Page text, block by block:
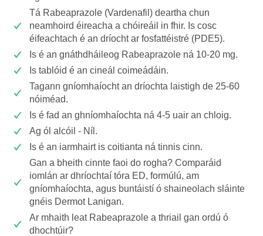
Tá Rabeaprazole (Vardenafil) deartha chun
neamhoird éireacha a chóireáil in fhir. Is cosc
éifeachtach é an dríocht ar fosfattéistré (PDE5).
Is é an gnáthdháileog Rabeaprazole ná 10-20 mg.
Is tablóid é an cineál coimeádáin.
Tagann gníomhaíocht an dríochta laistigh de 25-60
nóiméad.
Is é fad an ghníomhaíochta ná 4-5 uair an chloig.
Ag ól alcóil - Níl.
Is é an iarmhairt is coitianta ná tinnis cinn.
Gan a bheith cinnte faoi do rogha? Comparáid
iomlán ar dhríochtaí tóra ED, formúlú, am
gníomhaíochta, agus buntáistí ó shaineolach sláinte
gnéis Dermot Lanigan.
Ar mhaith leat Rabeaprazole a thriail gan ordú ó
dhochtúir?